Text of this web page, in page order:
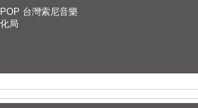
台灣索尼音樂
局